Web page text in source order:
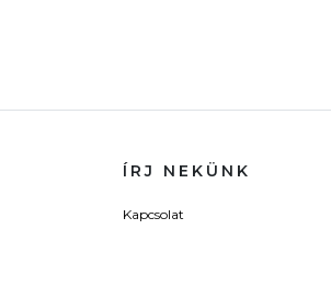
ÍRJ NEKÜNK
Kapcsolat